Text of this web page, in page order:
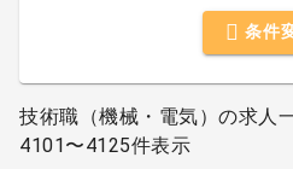
条件
技術職（機械・電気）の求人
4101〜4125件表示